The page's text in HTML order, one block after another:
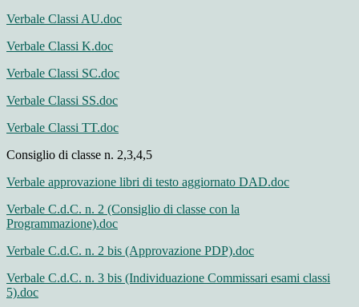
Verbale Classi AU.doc
Verbale Classi K.doc
Verbale Classi SC.doc
Verbale Classi SS.doc
Verbale Classi TT.doc
Consiglio di classe n. 2,3,4,5
Verbale approvazione libri di testo aggiornato DAD.doc
Verbale C.d.C. n. 2 (Consiglio di classe con la
Programmazione).doc
Verbale C.d.C. n. 2 bis (Approvazione PDP).doc
Verbale C.d.C. n. 3 bis (Individuazione Commissari esami classi
5).doc